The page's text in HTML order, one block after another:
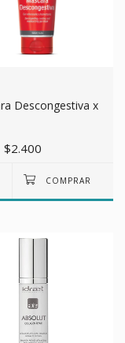
Descongestiva x
$2.400